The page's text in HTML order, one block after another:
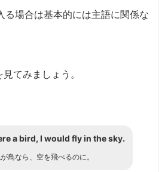
る場合は基本的には主語に関係な
てみましょう。
a bird, I would fly in the sky.
鳥なら、空を飛べるのに。